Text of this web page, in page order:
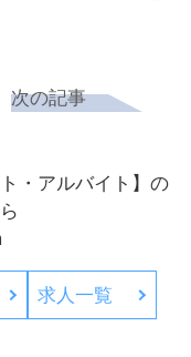
次の記事
・アルバイト】の
求人一覧